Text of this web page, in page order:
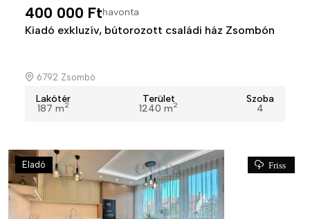
400 000 Fthavonta
Kiadó exkluzív, bútorozott családi ház Zsombón
6792 Zsombó
Lakótér
187 m2
Terület
1240 m2
Szoba
4
Eladó Friss